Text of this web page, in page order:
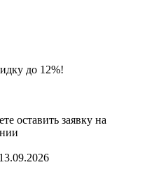
до 12%!
оставить заявку на
13.09.2026